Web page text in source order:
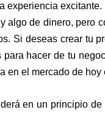
experiencia
algo de dinero, pero
Si deseas crear tu
hacer de tu
en el mercado de hoy
en un principio